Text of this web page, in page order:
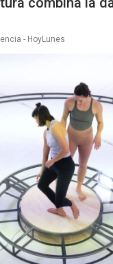
- HoyLunes